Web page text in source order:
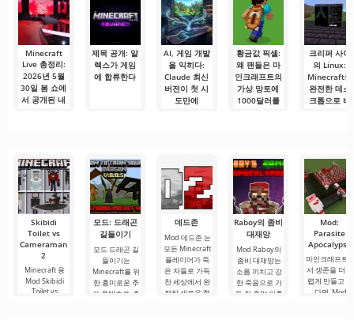
Minecraft
Live 총정리:
2026년 5월
30일 봄 쇼에
서 공개된 내
제목 공개: 알
렉스가 게임
에 합류한다
AI, 게임 개발
을 익히다:
Claude 최신
버전이 첫 시
도만에
황금값 픽셀:
왜 팬들은 마
인크래프트의
가상 망토에
1000달러를
크리퍼 사이
의 Linux:
Minecraft를
완전한 데스
크톱으로 바
Skibidi
Toilet vs
Cameraman
2
Minecraft 용
Mod Skibidi
Toilet vs
모드: 드래곤
길들이기
모드 드래곤 길
들이기는
Minecraft를 위
한 흥미로운 추
가 콘텐츠로, 주
데드존
Mod 데드존 는
모든 Minecraft
플레이어가 죽
은 자들로 가득
찬 세상에서 완
전히 새로운 형
Raboy의 좀비
대재앙
Mod Raboy의
좀비 대재앙는
소름 끼치고 강
한 죽음으로 가
득 찬 종말 이후
Mod:
Parasite
Apocalypse
마인크래프트
서 생존을 더 어
렵게 만들고 싶
다면, Mod